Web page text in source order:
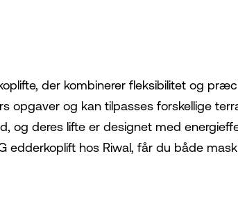
der kombinerer fleksibilitet og
opgaver og kan tilpasses forskellige
og deres lifte er designet med
edderkoplift hos Riwal, får du både